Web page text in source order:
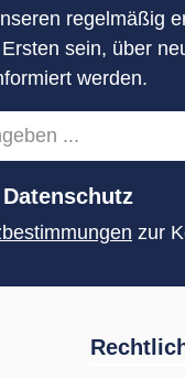
regelmäßig
sein, über
werden.
Datenschutz
zur